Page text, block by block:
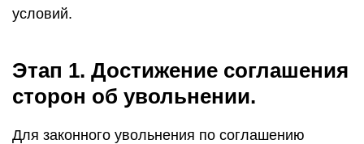
условий.
Этап 1. Достижение соглашения
сторон об увольнении.
Для законного увольнения по соглашению